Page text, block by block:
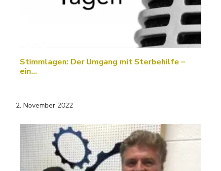
Stimmlagen: Der Umgang mit Sterbehilfe –
ein…
2. November 2022